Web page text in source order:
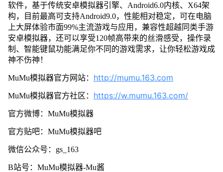
软件，基于传统安卓模拟器引擎、Android6.0内核、X64架
构，目前最高可支持Android9.0，性能相对稳定，可在电脑
上大屏体验市面99%主流游戏与应用，兼容性超越同类手游
安卓模拟器，还可以享受120帧高带来的丝滑感受，操作录
制、智能键鼠功能满足你不同的游戏需求，让你轻松游戏成
神不伤神！
MuMu模拟器官方网站： http://mumu.163.com
MuMu模拟器官方社区： https://w.mumu.163.com/
官方微博：MuMu模拟器
官方贴吧：MuMu模拟器吧
微信公众号：gs_163
B站号：MuMu模拟器-Mu酱